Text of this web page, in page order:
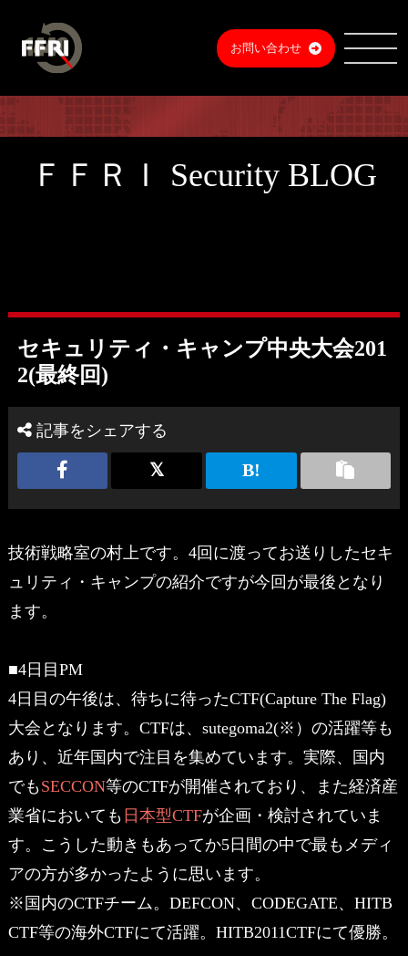
お問い合わせ
ＦＦＲＩ Security BLOG
セキュリティ・キャンプ中央大会201
2(最終回)
記事をシェアする
技術戦略室の村上です。4回に渡ってお送りしたセキ
ュリティ・キャンプの紹介ですが今回が最後となり
ます。
■4日目PM
4日目の午後は、待ちに待ったCTF(Capture The Flag)
大会となります。CTFは、sutegoma2(※）の活躍等も
あり、近年国内で注目を集めています。実際、国内
でもSECCON等のCTFが開催されており、また経済産
業省においても 日本型CTFが企画・検討されていま
す。こうした動きもあってか5日間の中で最もメディ
アの方が多かったように思います。
※国内のCTFチーム。DEFCON、CODEGATE、HITB
CTF等の海外CTFにて活躍。HITB2011CTFにて優勝。